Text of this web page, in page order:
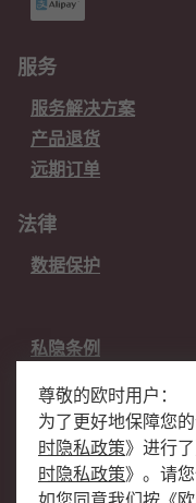
服务
服务解决方案
产品退货
远期订单
法律
数据保护
私隐条例
关于欧时
欧时销售条款
尊敬的欧时用户：
为了更好地保障您
时隐私政策》 进行
时隐私政策》 。请您